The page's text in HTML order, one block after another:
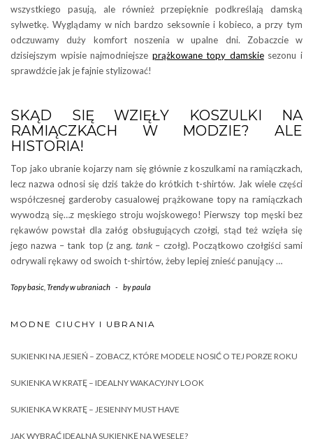
wszystkiego pasują, ale również przepięknie podkreślają damską
sylwetkę. Wyglądamy w nich bardzo seksownie i kobieco, a przy tym
odczuwamy duży komfort noszenia w upalne dni. Zobaczcie w
dzisiejszym wpisie najmodniejsze prążkowane topy damskiesezonu i
sprawdźcie jak je fajnie stylizować!
SKĄD SIĘ WZIĘŁY KOSZULKI NA
RAMIĄCZKACH W MODZIE? ALE
HISTORIA!
Top jako ubranie kojarzy nam się głównie z koszulkami na ramiączkach,
lecz nazwa odnosi się dziś także do krótkich t-shirtów. Jak wiele części
współczesnej garderoby casualowej prążkowane topy na ramiączkach
wywodzą się…z męskiego stroju wojskowego! Pierwszy top męski bez
rękawów powstał dla załóg obsługujących czołgi, stąd też wzięła się
jego nazwa – tank top (z ang.tank – czołg). Początkowo czołgiści sami
odrywali rękawy od swoich t-shirtów, żeby lepiej znieść panujący …
Topy basic Trendy w ubraniach - bypaula
MODNE CIUCHY I UBRANIA
SUKIENKI NA JESIEŃ – ZOBACZ, KTÓRE MODELE NOSIĆ O TEJ PORZE ROKU
SUKIENKA W KRATĘ – IDEALNY WAKACYJNY LOOK
SUKIENKA W KRATĘ – JESIENNY MUST HAVE
JAK WYBRAĆ IDEALNĄ SUKIENKĘ NA WESELE?